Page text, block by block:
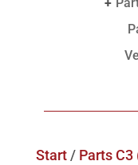
Start/ Parts